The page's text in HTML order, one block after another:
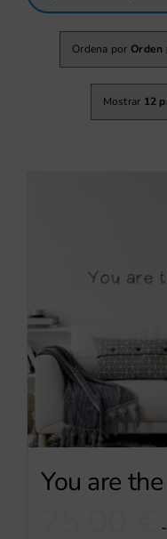
Ordena por
Mostrar 12
You are
-